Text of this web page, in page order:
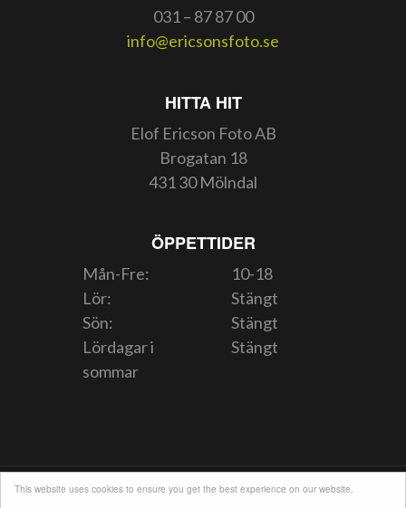
This website uses cookies to ensure you get the best experience on our website.
031 – 87 87 00
info@ericsonsfoto.se
HITTA HIT
Elof Ericson Foto AB
Brogatan 18
431 30 Mölndal
ÖPPETTIDER
Mån-Fre:
10-18
Lör:
Stängt
Sön:
Stängt
Lördagar i
sommar
Stängt
INTEGRITETSPOLICY
INFORMATION OM COOKIES